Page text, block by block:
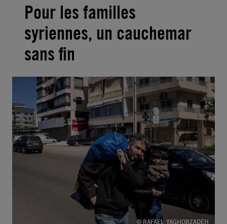
Pour les familles
syriennes, un cauchemar
sans fin
© RAFAEL YAGHOBZADEH